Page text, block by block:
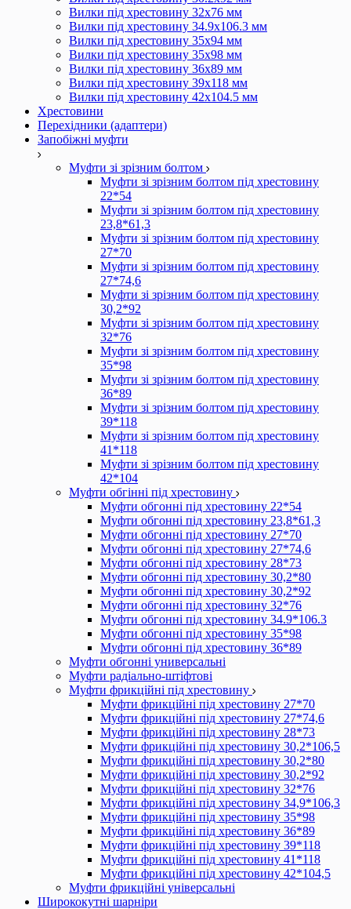
Вилки під хрестовину 32х76 мм
Вилки під хрестовину 34.9х106.3 мм
Вилки під хрестовину 35х94 мм
Вилки під хрестовину 35х98 мм
Вилки під хрестовину 36х89 мм
Вилки під хрестовину 39х118 мм
Вилки під хрестовину 42х104.5 мм
Хрестовини
Перехідники (адаптери)
Запобіжні муфти
Муфти зі зрізним болтом
Муфти зі зрізним болтом під хрестовину
22*54
Муфти зі зрізним болтом під хрестовину
23,8*61,3
Муфти зі зрізним болтом під хрестовину
27*70
Муфти зі зрізним болтом під хрестовину
27*74,6
Муфти зі зрізним болтом під хрестовину
30,2*92
Муфти зі зрізним болтом під хрестовину
32*76
Муфти зі зрізним болтом під хрестовину
35*98
Муфти зі зрізним болтом під хрестовину
36*89
Муфти зі зрізним болтом під хрестовину
39*118
Муфти зі зрізним болтом під хрестовину
41*118
Муфти зі зрізним болтом під хрестовину
42*104
Муфти обгінні під хрестовину
Муфти обгонні під хрестовину 22*54
Муфти обгонні під хрестовину 23,8*61,3
Муфти обгонні під хрестовину 27*70
Муфти обгонні під хрестовину 27*74,6
Муфти обгонні під хрестовину 28*73
Муфти обгонні під хрестовину 30,2*80
Муфти обгонні під хрестовину 30,2*92
Муфти обгонні під хрестовину 32*76
Муфти обгонні під хрестовину 34.9*106.3
Муфти обгонні під хрестовину 35*98
Муфти обгонні під хрестовину 36*89
Муфти обгонні универсальні
Муфти радіально-штіфтові
Муфти фрикційні під хрестовину
Муфти фрикційні під хрестовину 27*70
Муфти фрикційні під хрестовину 27*74,6
Муфти фрикційні під хрестовину 28*73
Муфти фрикційні під хрестовину 30,2*106,5
Муфти фрикційні під хрестовину 30,2*80
Муфти фрикційні під хрестовину 30,2*92
Муфти фрикційні під хрестовину 32*76
Муфти фрикційні під хрестовину 34,9*106,3
Муфти фрикційні під хрестовину 35*98
Муфти фрикційні під хрестовину 36*89
Муфти фрикційні під хрестовину 39*118
Муфти фрикційні під хрестовину 41*118
Муфти фрикційні під хрестовину 42*104,5
Муфти фрикційні універсальні
Ширококутні шарніри